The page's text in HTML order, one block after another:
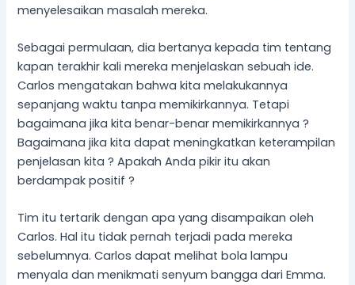
menyelesaikan masalah mereka.
Sebagai permulaan, dia bertanya kepada tim tentang
kapan terakhir kali mereka menjelaskan sebuah ide.
Carlos mengatakan bahwa kita melakukannya
sepanjang waktu tanpa memikirkannya. Tetapi
bagaimana jika kita benar-benar memikirkannya ?
Bagaimana jika kita dapat meningkatkan keterampilan
penjelasan kita ? Apakah Anda pikir itu akan
berdampak positif ?
Tim itu tertarik dengan apa yang disampaikan oleh
Carlos. Hal itu tidak pernah terjadi pada mereka
sebelumnya. Carlos dapat melihat bola lampu
menyala dan menikmati senyum bangga dari Emma.